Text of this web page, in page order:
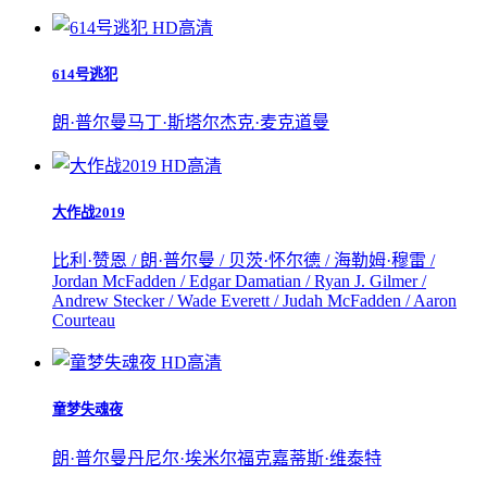
HD高清
614号逃犯
朗·普尔曼马丁·斯塔尔杰克·麦克道曼
HD高清
大作战2019
比利·赞恩 / 朗·普尔曼 / 贝茨·怀尔德 / 海勒姆·穆雷 /
Jordan McFadden / Edgar Damatian / Ryan J. Gilmer /
Andrew Stecker / Wade Everett / Judah McFadden / Aaron
Courteau
HD高清
童梦失魂夜
朗·普尔曼丹尼尔·埃米尔福克嘉蒂斯·维泰特